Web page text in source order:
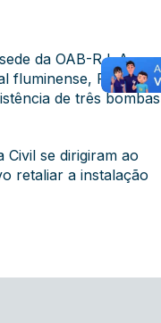
da OAB-RJ. A
fluminense, Felipe
de três bombas
se dirigiram ao
retaliar a instalação